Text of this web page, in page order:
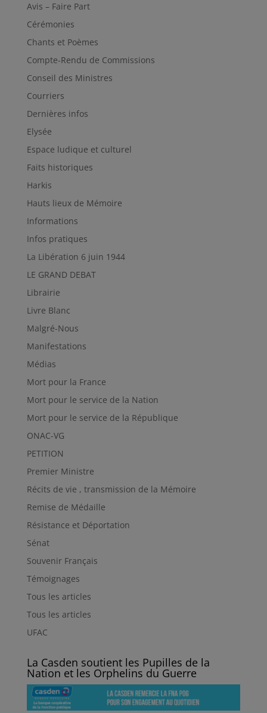
Avis – Faire Part
Cérémonies
Chants et Poèmes
Compte-Rendu de Commissions
Conseil des Ministres
Courriers
Dernières infos
Elysée
Espace ludique et culturel
Faits historiques
Harkis
Hauts lieux de Mémoire
Informations
Infos pratiques
La Libération 6 juin 1944
LE GRAND DEBAT
Librairie
Livre Blanc
Malgré-Nous
Manifestations
Médias
Mort pour la France
Mort pour le service de la Nation
Mort pour le service de la République
ONAC-VG
PETITION
Premier Ministre
Récits de vie , transmission de la Mémoire
Remise de Médaille
Résistance et Déportation
Sénat
Souvenir Français
Témoignages
Tous les articles
Tous les articles
UFAC
La Casden soutient les Pupilles de la
Nation et les Orphelins du Guerre